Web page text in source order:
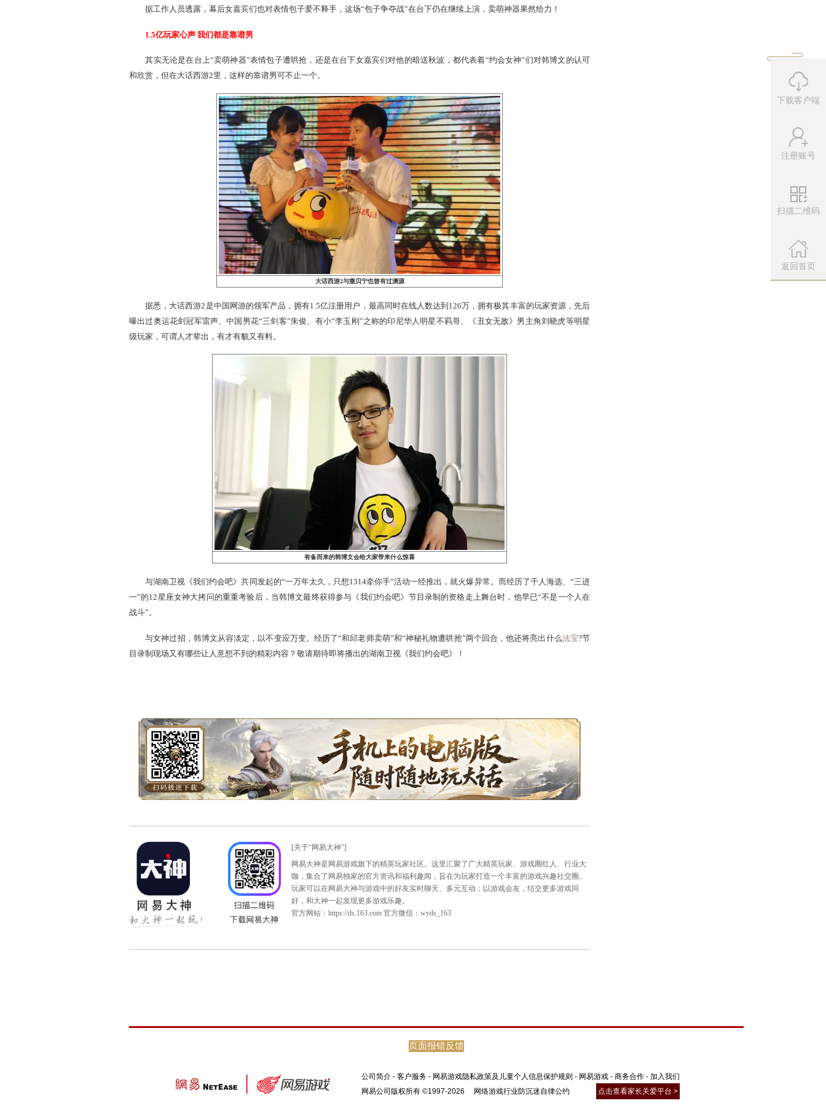
原来，在节目录制现场，韩博文为他心中的月老——主持人邱启明精心准备了一份礼物：表情包子玩偶。可不要小看这个表情
包子，在大话西游2的世界里，代号为#17的包子表情每天都陪伴在玩家左右，无论是无法表达的心意、不敢表露的情感，还是沮丧
忧伤、快乐幸福，全都可以交给它，将玩家的心情传递给身边的朋友。
就是这个代表着韩博文千言万语的表情包子，刚一亮相就萌翻了现场女神，以致生生被女嘉宾蔡旸抢走，让主持人大呼郁闷。
据工作人员透露，幕后女嘉宾们也对表情包子爱不释手，这场“包子争夺战”在台下仍在继续上演，卖萌神器果然给力！
1.5亿玩家心声 我们都是靠谱男
其实无论是在台上“卖萌神器”表情包子遭哄抢，还是在台下女嘉宾们对他的暗送秋波，都代表着“约会女神”们对韩博文的认可
和欣赏，但在大话西游2里，这样的靠谱男可不止一个。
大话西游2与撒贝宁也曾有过渊源
据悉，大话西游2是中国网游的领军产品，拥有1.5亿注册用户，最高同时在线人数达到126万，拥有极其丰富的玩家资源，先后
曝出过奥运花剑冠军雷声、中国男花“三剑客”朱俊、有小“李玉刚”之称的印尼华人明星不羁哥、《丑女无敌》男主角刘晓虎等明星
级玩家，可谓人才辈出，有才有貌又有料。
与湖南卫视《我们约会吧》共同发起的“一万年太久，只想1314牵你手”活动一经推出，就火爆异常。而经历了千人海选、“三进
一”的12星座女神大拷问的重重考验后，当韩博文最终获得参与《我们约会吧》节目录制的资格走上舞台时，他早已“不是一个人在
战斗”。
与女神过招，韩博文从容淡定，以不变应万变。经历了“和邱老师卖萌”和“神秘礼物遭哄抢”两个回合，他还将亮出什么
页面报错反馈
公司简介 - 客户服务 - 网易游戏隐私政策及儿童个人信息保护规则 - 网易游戏 - 商务合作 - 加入我们
网易公司版权所有 ©1997-2026
点击查看家长关爱平台 >
网络游戏行业防沉迷自律公约
下载客户端
注册账号
扫描二维码
微信公
扫描左侧二
返回首页